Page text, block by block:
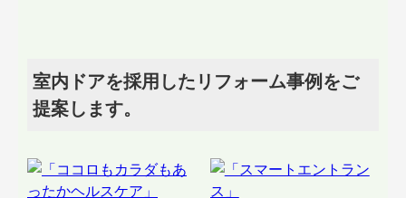
室内ドアを採用したリフォーム事例をご
提案します。